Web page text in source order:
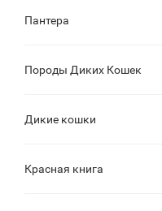
Пантера
Породы Диких Кошек
Дикие кошки
Красная книга